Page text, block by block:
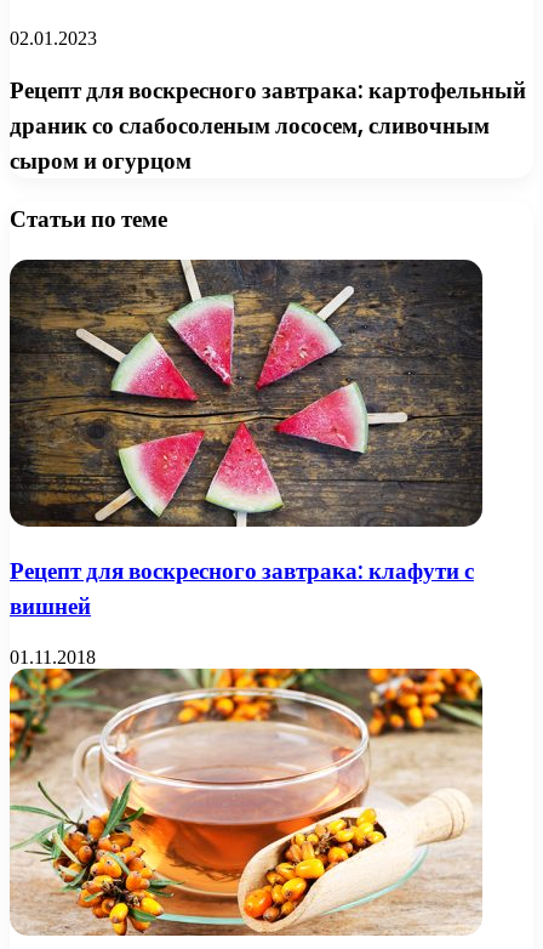
02.01.2023
Рецепт для воскресного завтрака: картофельный
драник со слабосоленым лососем, сливочным
сыром и огурцом
Статьи по теме
Рецепт для воскресного завтрака: клафути с
вишней
01.11.2018